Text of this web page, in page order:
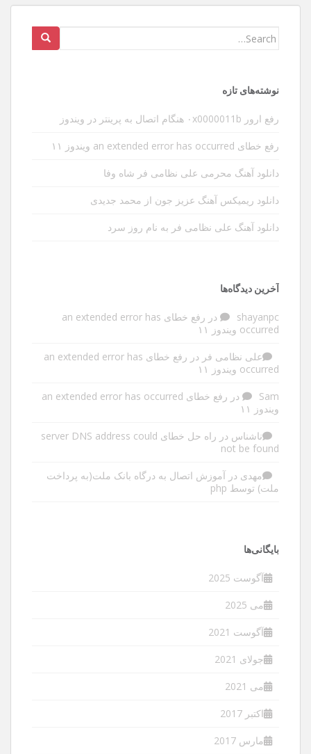
Search
نوشته‌های تازه
رفع ارور ۰x0000011b هنگام اتصال به پرینتر در ویندوز
رفع خطای an extended error has occurred ویندوز ۱۱
دانلود آهنگ محرمی علی نظامی فر شاه وفا
دانلود ریمیکس آهنگ عزیز جون از محمد جدیدی
دانلود آهنگ علی نظامی فر به نام روز سرد
آخرین دیدگاه‌ها
shayanpc در
رفع خطای an extended error has
occurred ویندوز ۱۱
علی نظامی فر در
رفع خطای an extended error has
occurred ویندوز ۱۱
Sam در
رفع خطای an extended error has occurred
ویندوز ۱۱
ناشناس در
راه حل خطای server DNS address could
not be found
مهدی در
آموزش اتصال به درگاه بانک ملت(به پرداخت
ملت) توسط php
بایگانی‌ها
آگوست 2025
می 2025
آگوست 2021
جولای 2021
می 2021
اکتبر 2017
مارس 2017